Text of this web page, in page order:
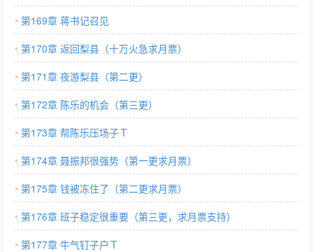
第169章 蒋书记召见
第170章 返回梨县（十万火急求月票）
第171章 夜游梨县（第二更）
第172章 陈乐的机会（第三更）
第173章 帮陈乐压场子Ｔ
第174章 聂振邦很强势（第一更求月票）
第175章 钱被冻住了（第二更求月票）
第176章 班子稳定很重要（第三更，求月票支持）
第177章 牛气钉子户Ｔ